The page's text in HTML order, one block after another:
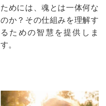
ためには、魂とは一体何な
のか？その仕組みを理解す
るための智慧を提供しま
す。